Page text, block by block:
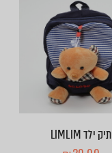
תיק ילד LIMLIM